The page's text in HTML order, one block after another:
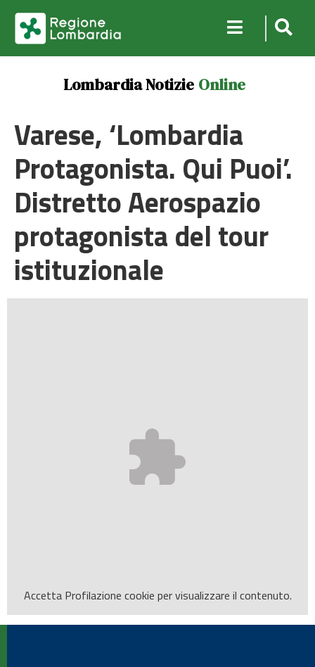
Lombardia Notizie Online
Varese, ‘Lombardia
Protagonista. Qui Puoi’.
Distretto Aerospazio
protagonista del tour
istituzionale
Accetta Profilazione cookie per visualizzare il contenuto.